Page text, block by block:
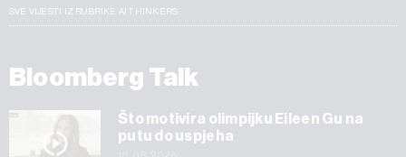
SVE VIJESTI IZ RUBRIKE AI THINKERS
Bloomberg Talk
Što motivira olimpijku Eileen Gu na
putu do uspjeha